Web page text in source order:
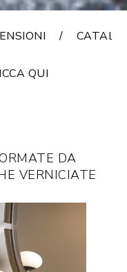
QUI
DA
VERNICIATE